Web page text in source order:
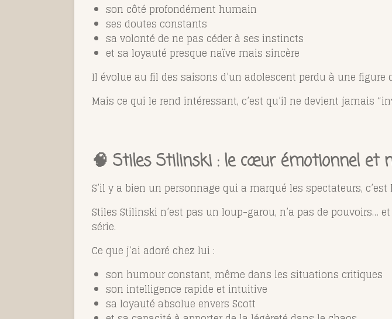
son côté profondément humain
ses doutes constants
sa volonté de ne pas céder à ses instincts
et sa loyauté presque naïve mais sincère
Il évolue au fil des saisons d’un adolescent perdu à une figure
Mais ce qui le rend intéressant, c’est qu’il ne devient jamais
🧠 Stiles Stilinski : le cœur émotionnel et
S’il y a bien un personnage qui a marqué les spectateurs, c’est
Stiles Stilinski n’est pas un loup-garou, n’a pas de pouvoirs…
série.
Ce que j’ai adoré chez lui :
son humour constant, même dans les situations critiques
son intelligence rapide et intuitive
sa loyauté absolue envers Scott